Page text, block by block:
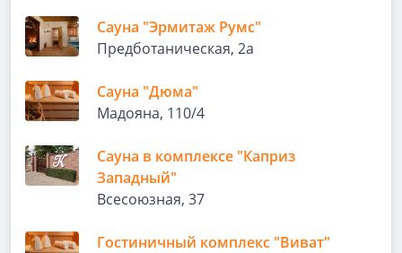
Сауна "Эрмитаж Румс"
Предботаническая, 2а
Сауна "Дюма"
Мадояна, 110/4
Сауна в комплексе "Каприз
Западный"
Всесоюзная, 37
Гостиничный комплекс "Виват"